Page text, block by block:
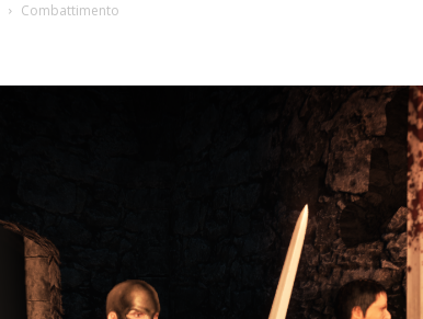
Combattimento